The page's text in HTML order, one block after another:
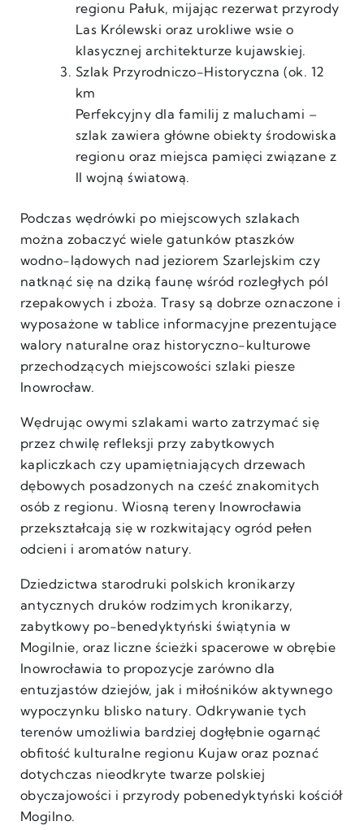
regionu Pałuk, mijając rezerwat przyrody
Las Królewski oraz urokliwe wsie o
klasycznej architekturze kujawskiej.
Szlak Przyrodniczo-Historyczna (ok. 12
km
Perfekcyjny dla familij z maluchami –
szlak zawiera główne obiekty środowiska
regionu oraz miejsca pamięci związane z
II wojną światową.
Podczas wędrówki po miejscowych szlakach
można zobaczyć wiele gatunków ptaszków
wodno-lądowych nad jeziorem Szarlejskim czy
natknąć się na dziką faunę wśród rozległych pól
rzepakowych i zboża. Trasy są dobrze oznaczone i
wyposażone w tablice informacyjne prezentujące
walory naturalne oraz historyczno-kulturowe
przechodzących miejscowości szlaki piesze
Inowrocław.
Wędrując owymi szlakami warto zatrzymać się
przez chwilę refleksji przy zabytkowych
kapliczkach czy upamiętniających drzewach
dębowych posadzonych na cześć znakomitych
osób z regionu. Wiosną tereny Inowrocławia
przekształcają się w rozkwitający ogród pełen
odcieni i aromatów natury.
Dziedzictwa starodruki polskich kronikarzy
antycznych druków rodzimych kronikarzy,
zabytkowy po-benedyktyński świątynia w
Mogilnie, oraz liczne ścieżki spacerowe w obrębie
Inowrocławia to propozycje zarówno dla
entuzjastów dziejów, jak i miłośników aktywnego
wypoczynku blisko natury. Odkrywanie tych
terenów umożliwia bardziej dogłębnie ogarnąć
obfitość kulturalne regionu Kujaw oraz poznać
dotychczas nieodkryte twarze polskiej
obyczajowości i przyrody pobenedyktyński kościół
Mogilno.